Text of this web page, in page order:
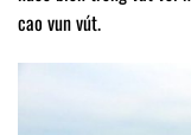
cao vun vút.